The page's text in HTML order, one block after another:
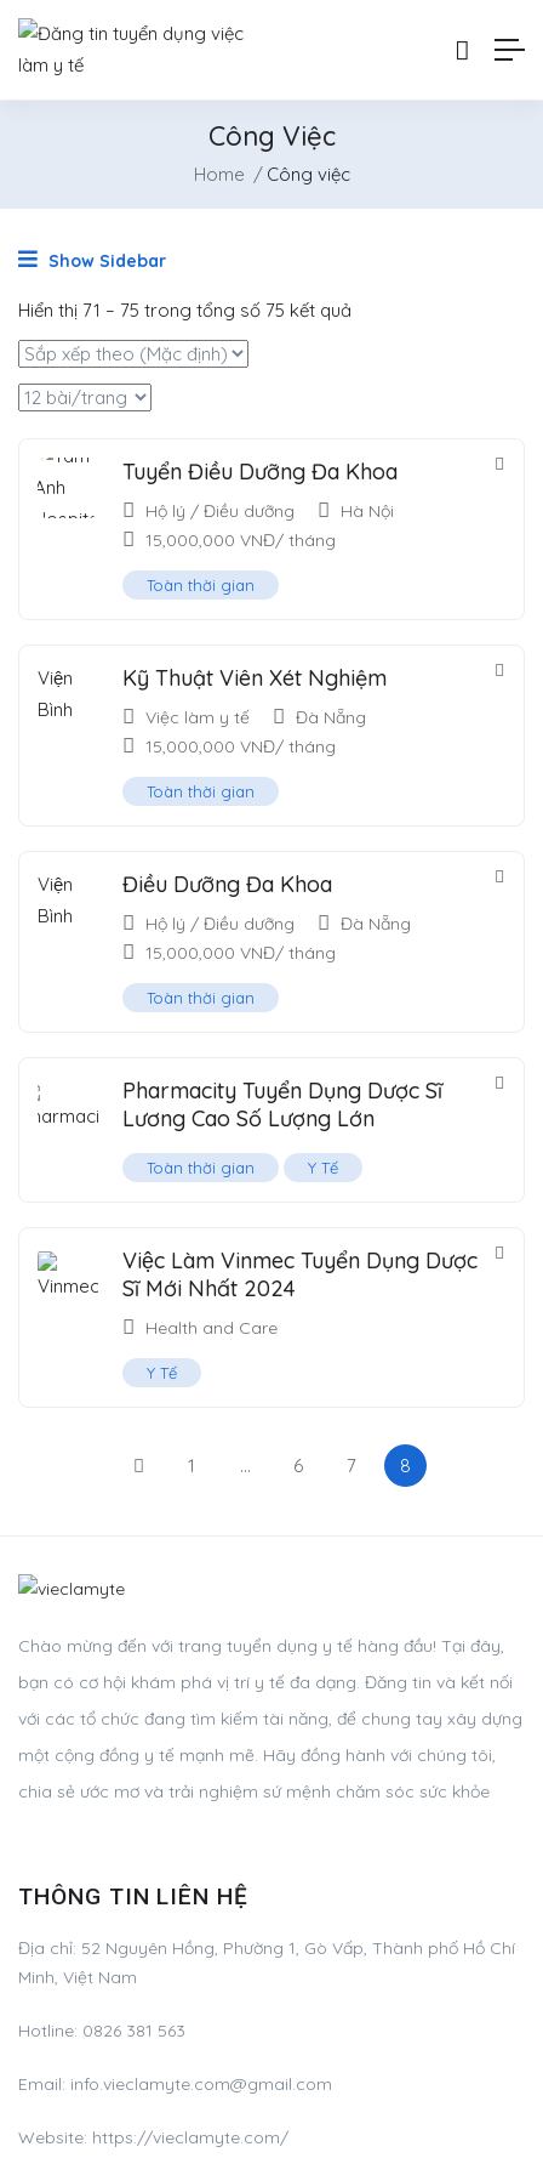
Công Việc
Home Công việc
Show Sidebar
Hiển thị 71 – 75 trong tổng số 75 kết quả
Tuyển Điều Dưỡng Đa Khoa
Hộ lý / Điều dưỡng
Hà Nội
15,000,000 VNĐ/ tháng
Toàn thời gian
Kỹ Thuật Viên Xét Nghiệm
Việc làm y tế
Đà Nẵng
15,000,000 VNĐ/ tháng
Toàn thời gian
Điều Dưỡng Đa Khoa
Hộ lý / Điều dưỡng
Đà Nẵng
15,000,000 VNĐ/ tháng
Toàn thời gian
Pharmacity Tuyển Dụng Dược Sĩ
Lương Cao Số Lượng Lớn
Toàn thời gian Y Tế
Việc Làm Vinmec Tuyển Dụng Dược
Sĩ Mới Nhất 2024
Health and Care
Y Tế
1 … 6 7 8
Chào mừng đến với trang tuyển dụng y tế hàng đầu! Tại đây,
bạn có cơ hội khám phá vị trí y tế đa dạng. Đăng tin và kết nối
với các tổ chức đang tìm kiếm tài năng, để chung tay xây dựng
một cộng đồng y tế mạnh mẽ. Hãy đồng hành với chúng tôi,
chia sẻ ước mơ và trải nghiệm sứ mệnh chăm sóc sức khỏe
THÔNG TIN LIÊN HỆ
Địa chỉ: 52 Nguyên Hồng, Phường 1, Gò Vấp, Thành phố Hồ Chí
Minh, Việt Nam
Hotline: 0826 381 563
Email: info.vieclamyte.com@gmail.com
Website: https://vieclamyte.com/